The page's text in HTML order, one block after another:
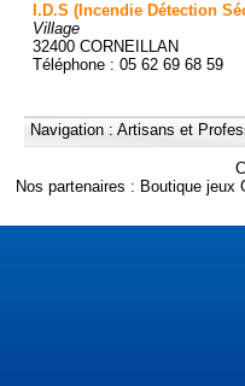
I.D.S (Incendie Détection
Village
32400 CORNEILLAN
Téléphone : 05 62 69 68 59
Navigation : Artisans et
Nos partenaires : Boutique jeux